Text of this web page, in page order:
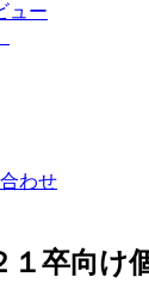
ュー
わせ
１卒向け